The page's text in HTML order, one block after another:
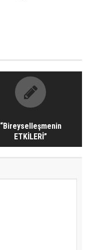
“Bireyselleşmenin
ETKİLERİ”